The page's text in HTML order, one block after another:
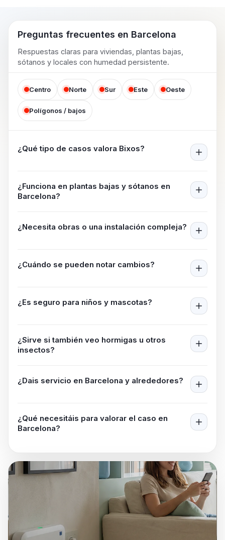
Preguntas frecuentes en Barcelona
Respuestas claras para viviendas, plantas bajas,
sótanos y locales con humedad persistente.
Centro Norte Sur Este Oeste
Polígonos / bajos
¿Qué tipo de casos valora Bixos?
¿Funciona en plantas bajas y sótanos en
Barcelona?
¿Necesita obras o una instalación compleja?
¿Cuándo se pueden notar cambios?
¿Es seguro para niños y mascotas?
¿Sirve si también veo hormigas u otros
insectos?
¿Dais servicio en Barcelona y alrededores?
¿Qué necesitáis para valorar el caso en
Barcelona?